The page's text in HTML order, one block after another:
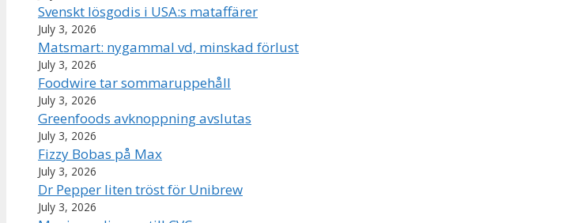
Svenskt lösgodis i USA:s mataffärer
July 3, 2026
Matsmart: nygammal vd, minskad förlust
July 3, 2026
Foodwire tar sommaruppehåll
July 3, 2026
Greenfoods avknoppning avslutas
July 3, 2026
Fizzy Bobas på Max
July 3, 2026
Dr Pepper liten tröst för Unibrew
July 3, 2026